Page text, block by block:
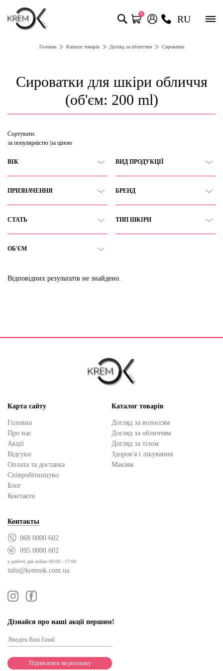
0 RU
Головна Каталог товарів Догляд за обличчям Сироватки
Сироватки для шкіри обличчя
(об'єм: 200 ml)
Сортувати:
за популярністю за ціною
ВІК ВИД ПРОДУКЦІЇ
ПРИЗНАЧЕННЯ БРЕНД
СТАТЬ ТИП ШКІРИ
ОБ'ЄМ
Відповідних результатів не знайдено.
Карта сайту
Головна
Про нас
Акції
Відгуки
Оплата та доставка
Cпівробітництво
Блог
Контакти
Каталог товарів
Догляд за волоссям
Догляд за обличчям
Догляд за тілом
Здоров'я і лікування
Макіяж
Контакты
068 0000 602
095 0000 602
у робочі дні online 09:00 - 17:00
info@kremok.com.ua
Дізнайся про наші акції першим!